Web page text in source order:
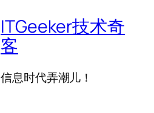
ITGeeker技术奇
客
信息时代弄潮儿！